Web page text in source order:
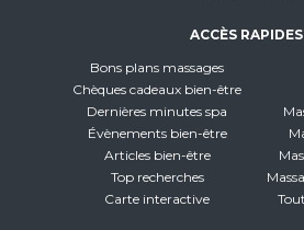
ACCÈS RAPIDES
Bons plans massages
Chèques cadeaux bien-être
Dernières minutes spa
Évènements bien-être
Articles bien-être
Top recherches
Carte interactive